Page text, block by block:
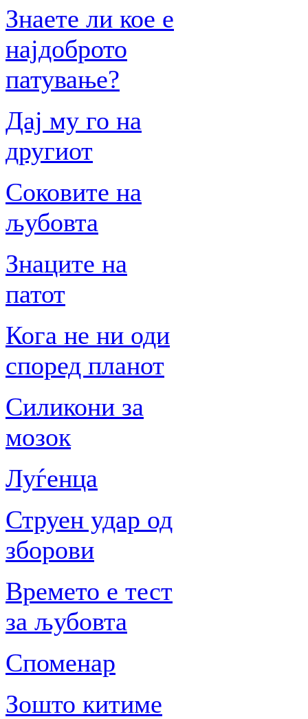
Знаете ли кое е
најдоброто
патување?
Дај му го на
другиот
Соковите на
љубовта
Знаците на
патот
Кога не ни оди
според планот
Силикони за
мозок
Луѓенца
Струен удар од
зборови
Времето е тест
за љубовта
Споменар
Зошто китиме